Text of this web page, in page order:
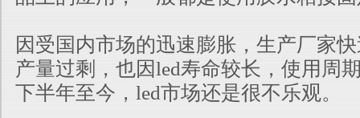
因受国内市场的迅速膨胀，生产厂家
产量过剩，也因led寿命较长，使用周
下半年至今，led市场还是很不乐观。